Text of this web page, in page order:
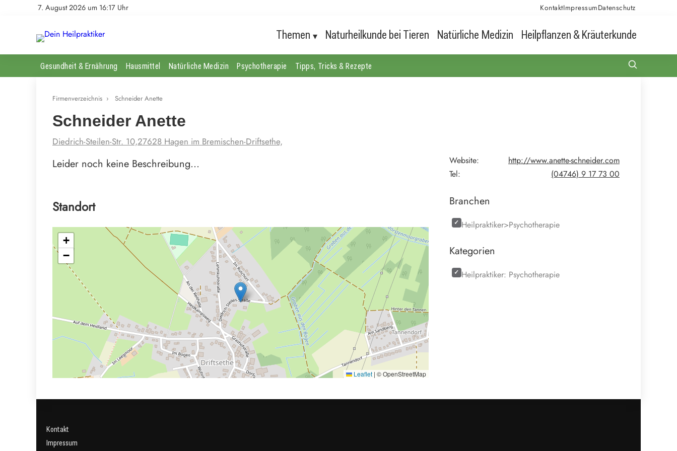
7. August 2026 um 16:17 Uhr KontaktImpressumDatenschutz
Themen Naturheilkunde bei Tieren Natürliche Medizin Heilpflanzen & Kräuterkunde
Gesundheit & Ernährung Hausmittel Natürliche Medizin Psychotherapie Tipps, Tricks & Rezepte
Firmenverzeichnis › Schneider Anette
Schneider Anette
Diedrich-Steilen-Str. 10,27628 Hagen im Bremischen-Driftsethe,
Leider noch keine Beschreibung…
Standort
+
−
Leaflet | © OpenStreetMap
Website:
http://www.anette-schneider.com
Tel:
(04746) 9 17 73 00
Branchen
Heilpraktiker>Psychotherapie
Kategorien
Heilpraktiker: Psychotherapie
Kontakt
Impressum